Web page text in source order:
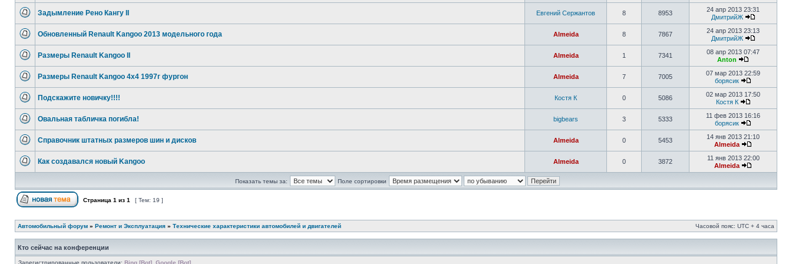
Задымление Рено Кангу II Евгений Сержантов 8 8953
24 апр 2013 23:31
ДмитрийЖ
Обновленный Renault Kangoo 2013 модельного года Almeida 8 7867
24 апр 2013 23:13
ДмитрийЖ
Размеры Renault Kangoo II Almeida 1 7341
08 апр 2013 07:47
Anton
Размеры Renault Kangoo 4x4 1997г фургон Almeida 7 7005
07 мар 2013 22:59
борясик
Подскажите новичку!!!! Костя К 0 5086
02 мар 2013 17:50
Костя К
Овальная табличка погибла! bigbears 3 5333
11 фев 2013 16:16
борясик
Справочник штатных размеров шин и дисков Almeida 0 5453
14 янв 2013 21:10
Almeida
Как создавался новый Kangoo Almeida 0 3872
11 янв 2013 22:00
Almeida
Показать темы за: Поле сортировки
Страница 1 из 1 [ Тем: 19 ]
Автомобильный форум » Ремонт и Эксплуатация » Технические характеристики автомобилей и двигателей Часовой пояс: UTC + 4 часа
Кто сейчас на конференции
Зарегистрированные пользователи: Bing [Bot] Google [Bot]